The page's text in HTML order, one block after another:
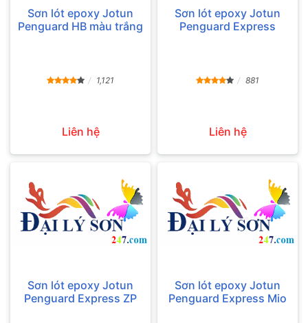
Sơn lót epoxy Jotun
Penguard HB màu trắng
1,121
Liên hệ
Sơn lót epoxy Jotun
Penguard Express
881
Liên hệ
Sơn lót epoxy Jotun
Penguard Express ZP
Sơn lót epoxy Jotun
Penguard Express Mio